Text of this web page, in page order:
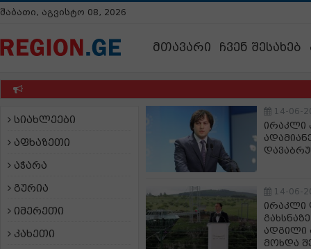
შაბათი, აგვისტო 08, 2026
მთავარი ჩვენ შესახებ
სიახლეები
აფხაზეთი
აჭარა
გურია
იმერეთი
კახეთი
14-06-
ირაკლი
14-06-
ირაკლი
ადგილი
მოხდა